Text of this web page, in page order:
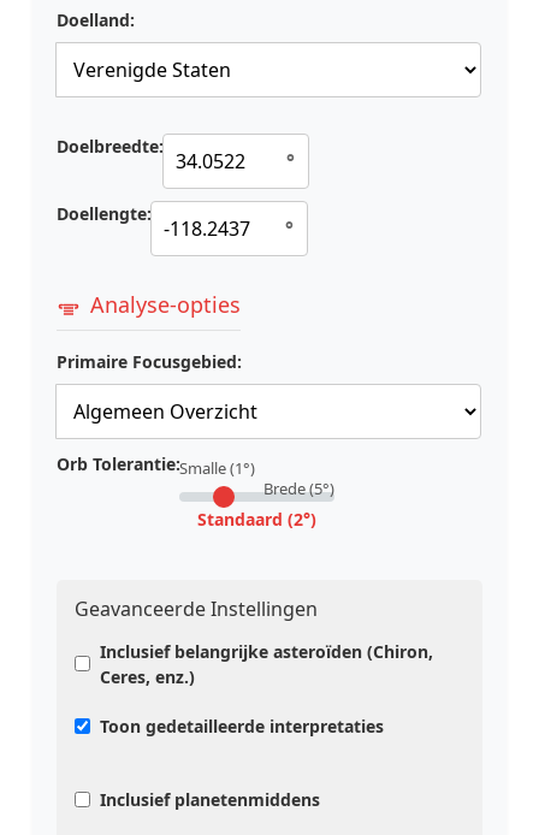
Doelland:
Doelbreedte:
°
Doellengte:
°
Analyse-opties
Primaire Focusgebied:
Orb Tolerantie:Smalle (1°)
Brede (5°)
Standaard (2°)
Geavanceerde Instellingen
Inclusief belangrijke asteroïden (Chiron,
Ceres, enz.)
Toon gedetailleerde interpretaties
Inclusief planetenmiddens